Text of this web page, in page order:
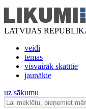
LATVIJAS
veidi
tēmas
visvairāk skatītie
jaunākie
uz sākumu